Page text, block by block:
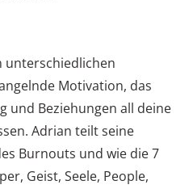
unterschiedlichen
Motivation, das
und Beziehungen all deine
Adrian teilt seine
Burnouts und wie die7
Geist, Seele, People,